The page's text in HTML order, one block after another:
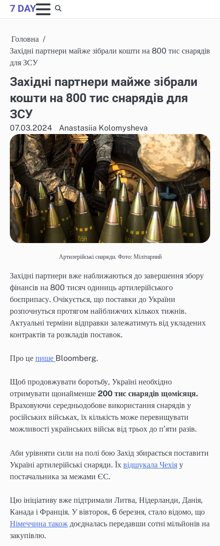
Skip
to
7 DAY
Головна
Західні партнери майже зібрали кошти на 800 тис снарядів
для ЗСУ
Західні партнери майже зібрали
кошти на 800 тис снарядів для
ЗСУ
07.03.2024 Anastasiia Kolomysheva
Артилерійські снаряди. Фото: Мілітарний
Західні партнери вже наближаються до завершення збору
фінансів на 800 тисяч одиниць артилерійського
боєприпасу. Очікується, що поставки до України
розпочнуться протягом найближчих кількох тижнів.
Актуальні терміни відправки залежатимуть від укладених
контрактів та розкладів поставок.
Про це пише Bloomberg.
Щоб продовжувати боротьбу, Україні необхідно
отримувати щонайменше 200 тис снарядів щомісяця.
Враховуючи середньодобове використання снарядів у
російських військах, їх кількість може перевищувати
можливості українських військ від трьох до п’яти разів.
Аби урівняти сили на полі бою Захід збирається поставити
Україні артилерійські снаряди. Їх відшукала Чехія у
постачальника за межами ЄС.
Цю ініціативу вже підтримали Литва, Нідерланди, Данія,
Канада і Франція. У вівторок, 6 березня, стало відомо, що
Німеччина також доєдналась передавши сотні мільйонів на
закупівлю.